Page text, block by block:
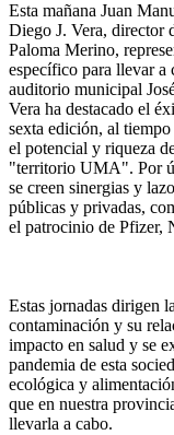
Esta mañana Juan
Diego J. Vera, director
Paloma Merino,
específico para llevar a
auditorio municipal
Vera ha destacado el
sexta edición, al
el potencial y riqueza
"territorio UMA". Por
se creen sinergias y
públicas y privadas,
el patrocinio de Pfizer,
Estas jornadas dirigen
contaminación y su
impacto en salud y se
pandemia de esta
ecológica y
que en nuestra
llevarla a cabo.